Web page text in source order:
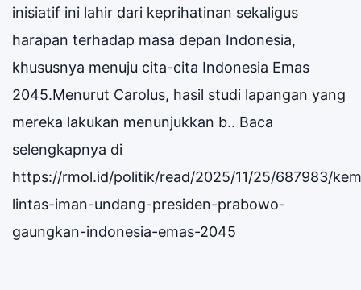
inisiatif ini lahir dari keprihatinan sekaligus
harapan terhadap masa depan Indonesia,
khususnya menuju cita-cita Indonesia Emas
2045.Menurut Carolus, hasil studi lapangan yang
mereka lakukan menunjukkan b.. Baca
selengkapnya di
https://rmol.id/politik/read/2025/11/25/687983/
lintas-iman-undang-presiden-prabowo-
gaungkan-indonesia-emas-2045